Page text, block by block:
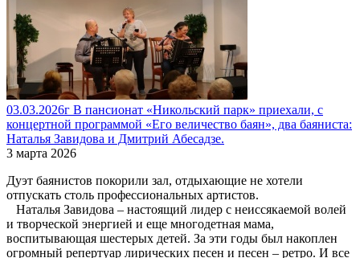
03.03.2026г В пансионат «Никольский парк» приехали, с
концертной программой «Его величество баян», два баяниста:
Наталья Завидова и Дмитрий Абесадзе.
3 марта 2026
Дуэт баянистов покорили зал, отдыхающие не хотели
отпускать столь профессиональных артистов.
Наталья Завидова – настоящий лидер с неиссякаемой волей
и творческой энергией и еще многодетная мама,
воспитывающая шестерых детей. За эти годы был накоплен
огромный репертуар лирических песен и песен – ретро. И все